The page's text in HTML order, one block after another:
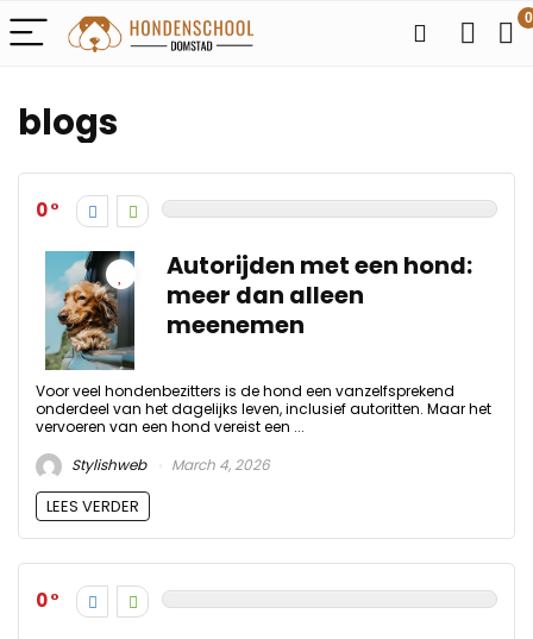
0
blogs
0
Autorijden met een hond:
meer dan alleen
meenemen
Voor veel hondenbezitters is de hond een vanzelfsprekend
onderdeel van het dagelijks leven, inclusief autoritten. Maar het
vervoeren van een hond vereist een ...
Stylishweb
March 4, 2026
LEES VERDER
0